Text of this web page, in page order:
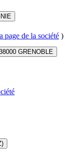
page de la société )
GRENOBLE